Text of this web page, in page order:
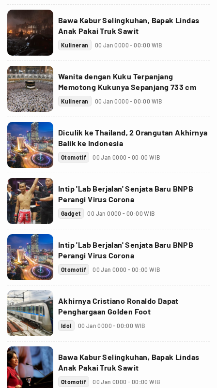
Bawa Kabur Selingkuhan, Bapak Lindas
Anak Pakai Truk Sawit
Kulineran 00 Jan 0000 - 00:00 WIB
Wanita dengan Kuku Terpanjang
Memotong Kukunya Sepanjang 733 cm
Kulineran 00 Jan 0000 - 00:00 WIB
Diculik ke Thailand, 2 Orangutan Akhirnya
Balik ke Indonesia
Otomotif 00 Jan 0000 - 00:00 WIB
Intip 'Lab Berjalan' Senjata Baru BNPB
Perangi Virus Corona
Gadget 00 Jan 0000 - 00:00 WIB
Intip 'Lab Berjalan' Senjata Baru BNPB
Perangi Virus Corona
Otomotif 00 Jan 0000 - 00:00 WIB
Akhirnya Cristiano Ronaldo Dapat
Penghargaan Golden Foot
Idol 00 Jan 0000 - 00:00 WIB
Bawa Kabur Selingkuhan, Bapak Lindas
Anak Pakai Truk Sawit
Otomotif 00 Jan 0000 - 00:00 WIB